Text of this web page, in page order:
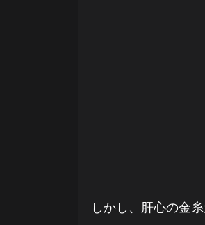
しかし、肝心の金